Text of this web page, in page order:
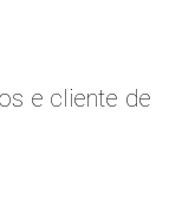
e cliente de